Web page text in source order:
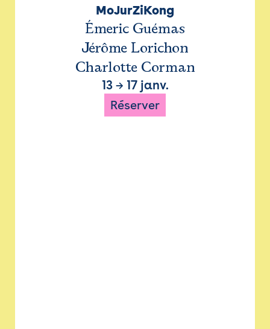
MoJurZiKong
Émeric Guémas
Jérôme Lorichon
Charlotte Corman
13→ 17 janv.
Réserver